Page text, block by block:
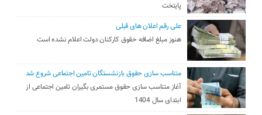
پایتخت
علی رقم اعلان های قبلی
هنوز مبلغ اضافه حقوق کارکنان دولت اعلام نشده است
متناسب سازی حقوق بازنشستگان تامین اجتماعی شروع شد
آغاز متناسب سازی حقوق مستمری بگیران تامین اجتماعی از
ابتدای سال 1404